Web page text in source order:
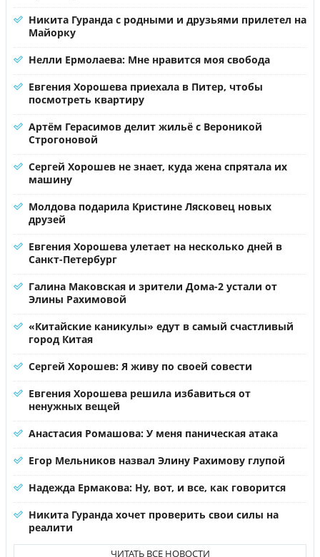
Никита Гуранда с родными и друзьями прилетел на
Майорку
Нелли Ермолаева: Мне нравится моя свобода
Евгения Хорошева приехала в Питер, чтобы
посмотреть квартиру
Артём Герасимов делит жильё с Вероникой
Строгоновой
Сергей Хорошев не знает, куда жена спрятала их
машину
Молдова подарила Кристине Лясковец новых
друзей
Евгения Хорошева улетает на несколько дней в
Санкт-Петербург
Галина Маковская и зрители Дома-2 устали от
Элины Рахимовой
«Китайские каникулы» едут в самый счастливый
город Китая
Сергей Хорошев: Я живу по своей совести
Евгения Хорошева решила избавиться от
ненужных вещей
Анастасия Ромашова: У меня паническая атака
Егор Мельников назвал Элину Рахимову глупой
Надежда Ермакова: Ну, вот, и все, как говорится
Никита Гуранда хочет проверить свои силы на
реалити
ЧИТАТЬ ВСЕ НОВОСТИ